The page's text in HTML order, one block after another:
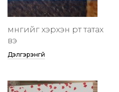
мөнгийг хэрхэн өөртөө татах
вэ
Дэлгэрэнгүй